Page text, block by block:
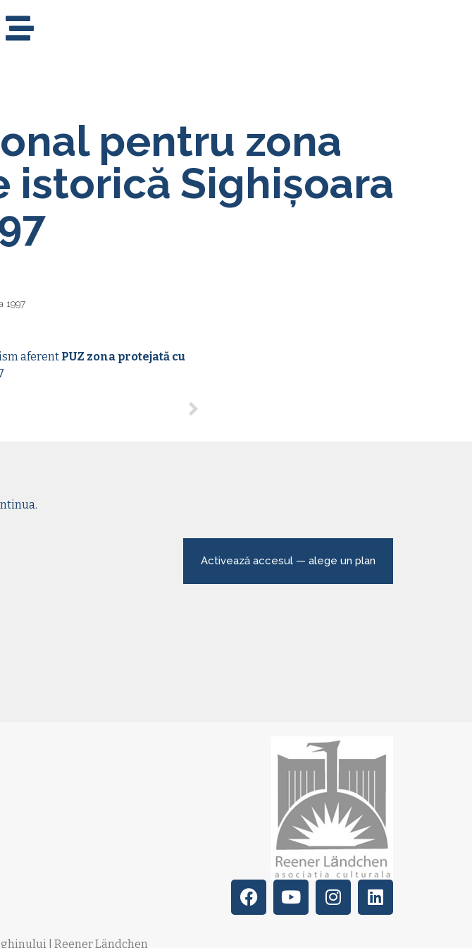
pentru zona
istorică Sighișoara
1997
aferent PUZ zona protejată cu
Activează accesul — alege un plan
| Reener Ländchen